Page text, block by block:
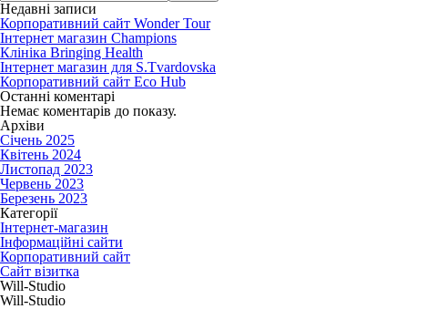
Недавні записи
Корпоративний сайт Wonder Tour
Інтернет магазин Champions
Клініка Bringing Health
Інтернет магазин для S.Tvardovska
Корпоративний сайт Eco Hub
Останні коментарі
Немає коментарів до показу.
Архіви
Січень 2025
Квітень 2024
Листопад 2023
Червень 2023
Березень 2023
Категорії
Інтернет-магазин
Інформаційні сайти
Корпоративний сайт
Сайт візитка
Will-Studio
Will-Studio